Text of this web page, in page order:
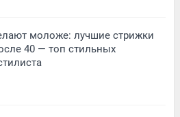
моложе: лучшие стрижки
40 — топ стильных